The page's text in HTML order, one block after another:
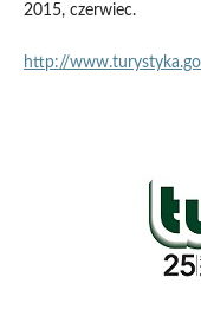
2015, czerwiec.
http://